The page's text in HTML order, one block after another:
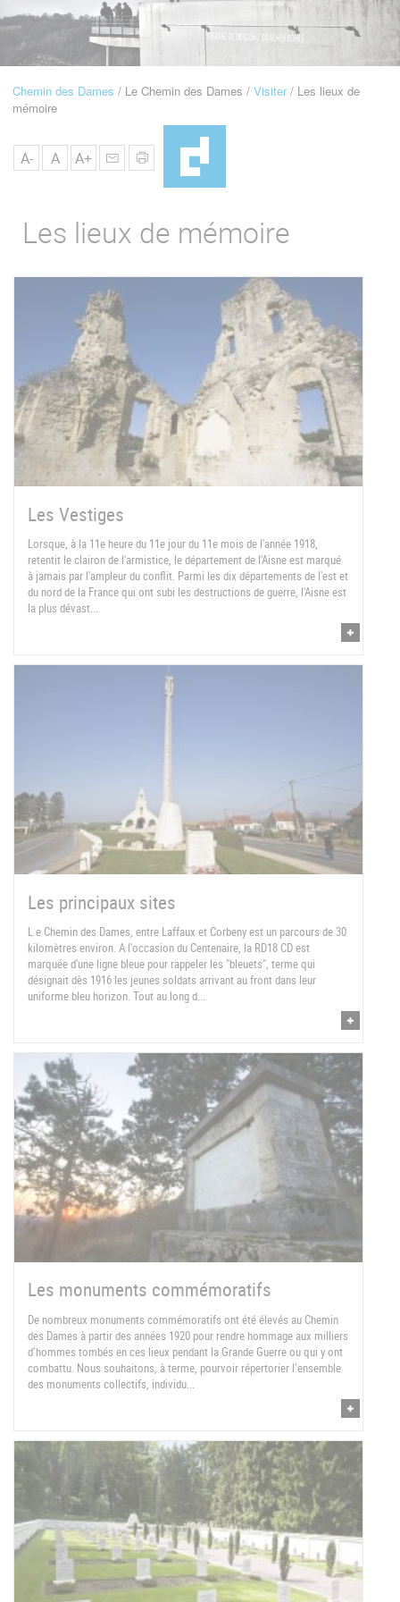
Navigation
Fil
Chemin des Dames Le Chemin des Dames Visiter Les lieux de
mémoire
A- A A+
Les lieux de mémoire
Les Vestiges
Lorsque, à la 11e heure du 11e jour du 11e mois de l'année 1918,
retentit le clairon de l'armistice, le département de l'Aisne est marqué
à jamais par l'ampleur du conflit. Parmi les dix départements de l'est et
du nord de la France qui ont subi les destructions de guerre, l'Aisne est
la plus dévast...
Les principaux sites
L e Chemin des Dames, entre Laffaux et Corbeny est un parcours de 30
kilomètres environ. A l'occasion du Centenaire, la RD18 CD est
marquée d'une ligne bleue pour rappeler les "bleuets", terme qui
désignait dès 1916 les jeunes soldats arrivant au front dans leur
uniforme bleu horizon. Tout au long d...
Les monuments commémoratifs
De nombreux monuments commémoratifs ont été élevés au Chemin
des Dames à partir des années 1920 pour rendre hommage aux milliers
d’hommes tombés en ces lieux pendant la Grande Guerre ou qui y ont
combattu. Nous souhaitons, à terme, pourvoir répertorier l’ensemble
des monuments collectifs, individu...